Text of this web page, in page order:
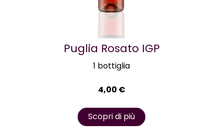
Puglia Rosato IGP
1 bottiglia
4,00 €
Scopri di più